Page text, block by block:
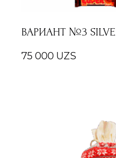
ВАРИАНТ №3
75 000 UZS